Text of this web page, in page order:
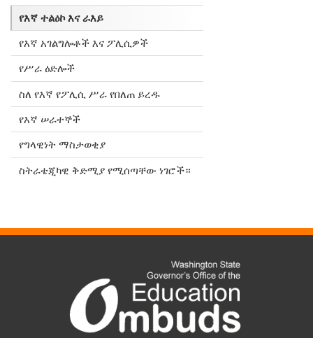
የእኛ ተልዕኮ እና ራእይ
የእኛ አገልግሎቶች እና ፖሊሲዎች
የሥራ ዕድሎች
ስለ የእኛ የፖሊሲ ሥራ የበለጠ ይረዱ
የእኛ ሠራተኞች
የግላዊነት ማስታወቂያ
ስትራቴጂካዊ ቅድሚያ የሚሰጣቸው ነገሮች።